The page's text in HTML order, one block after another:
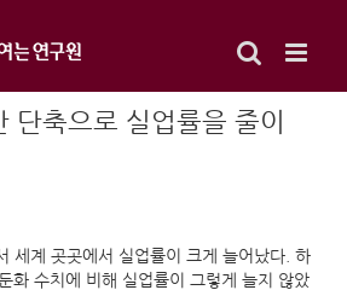
단축으로 실업률을 줄이
세계 곳곳에서 실업률이 크게 늘어났다. 하
화 수치에 비해 실업률이 그렇게 늘지 않았